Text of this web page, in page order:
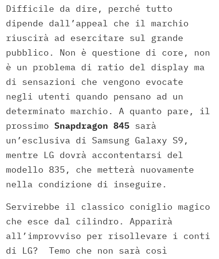
Difficile da dire, perché tutto
dipende dall’appeal che il marchio
riuscirà ad esercitare sul grande
pubblico. Non è questione di core, non
è un problema di ratio del display ma
di sensazioni che vengono evocate
negli utenti quando pensano ad un
determinato marchio. A quanto pare, il
prossimo Snapdragon 845 sarà
un’esclusiva di Samsung Galaxy S9,
mentre LG dovrà accontentarsi del
modello 835, che metterà nuovamente
nella condizione di inseguire.
Servirebbe il classico coniglio magico
che esce dal cilindro. Apparirà
all’improvviso per risollevare i conti
di LG? Temo che non sarà così